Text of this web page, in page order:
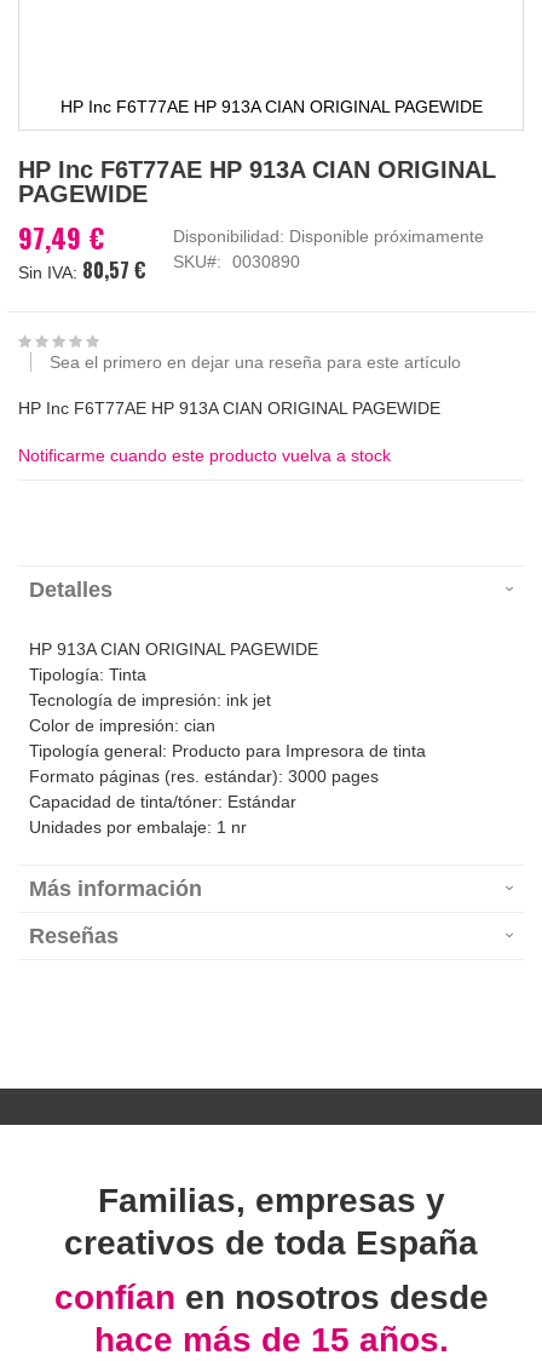
HP Inc F6T77AE HP 913A CIAN ORIGINAL PAGEWIDE
al
comienzo
la
galería
HP Inc F6T77AE HP 913A CIAN ORIGINAL
PAGEWIDE
97,49 €
80,57 €
Disponibilidad: Disponible próximamente
SKU
0030890
Sea el primero en dejar una reseña para este artículo
HP Inc F6T77AE HP 913A CIAN ORIGINAL PAGEWIDE
Notificarme cuando este producto vuelva a stock
Detalles
HP 913A CIAN ORIGINAL PAGEWIDE
Tipología: Tinta
Tecnología de impresión: ink jet
Color de impresión: cian
Tipología general: Producto para Impresora de tinta
Formato páginas (res. estándar): 3000 pages
Capacidad de tinta/tóner: Estándar
Unidades por embalaje: 1 nr
Más información
Reseñas
Familias, empresas y
creativos de toda España
confían en nosotros desde
hace más de 15 años.